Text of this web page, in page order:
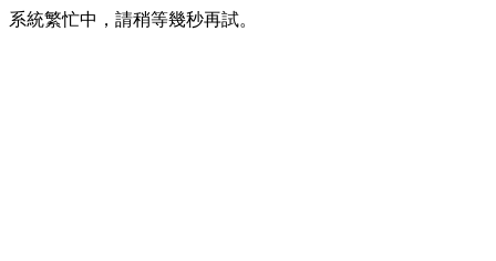
系統繁忙中，請稍等幾秒再試。